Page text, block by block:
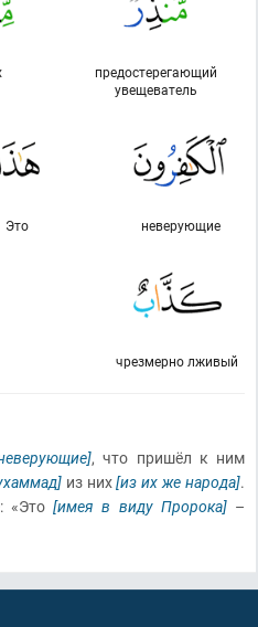
предостерегающий
увещеватель
неверующие
Это
чрезмерно лживый
, что пришёл к ним
из них[из их же народа].
«Это [имея в виду Пророка]–